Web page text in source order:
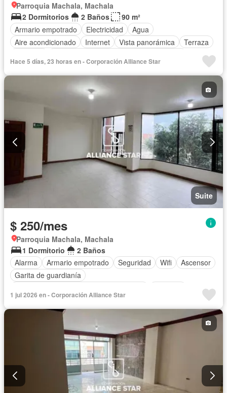
Parroquia Machala, Machala
2 Dormitorios
2 Baños
90 m²
Armario empotrado
Electricidad
Agua
Aire acondicionado
Internet Vista panorámica
Terraza
Alarma
Sin amoblar
Hace 5 días, 23 horas en - Corporación Alliance Star
Suite
$ 250/mes
Parroquia Machala, Machala
1 Dormitorio
2 Baños
Alarma
Armario empotrado Seguridad Wifi
Ascensor
Garita de guardianía
Cuarto de servicio
Terraza
Vista panorámica
Sin amoblar
1 jul 2026 en - Corporación Alliance Star